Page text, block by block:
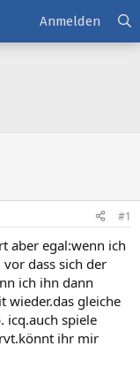
Anmelden
#1
aber egal:wenn ich
dass sich der
ich ihn dann
wieder.das gleiche
icq.auch spiele
ihr mir